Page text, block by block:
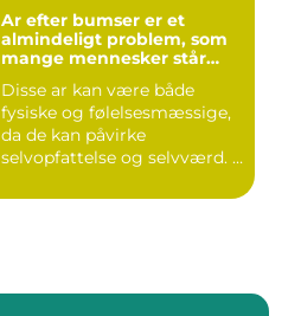
Ar efter bumser er et
almindeligt problem, som
mange mennesker står
Disse ar kan være både
fysiske og følelsesmæssige,
da de kan påvirke
selvopfattelse og selvværd. I